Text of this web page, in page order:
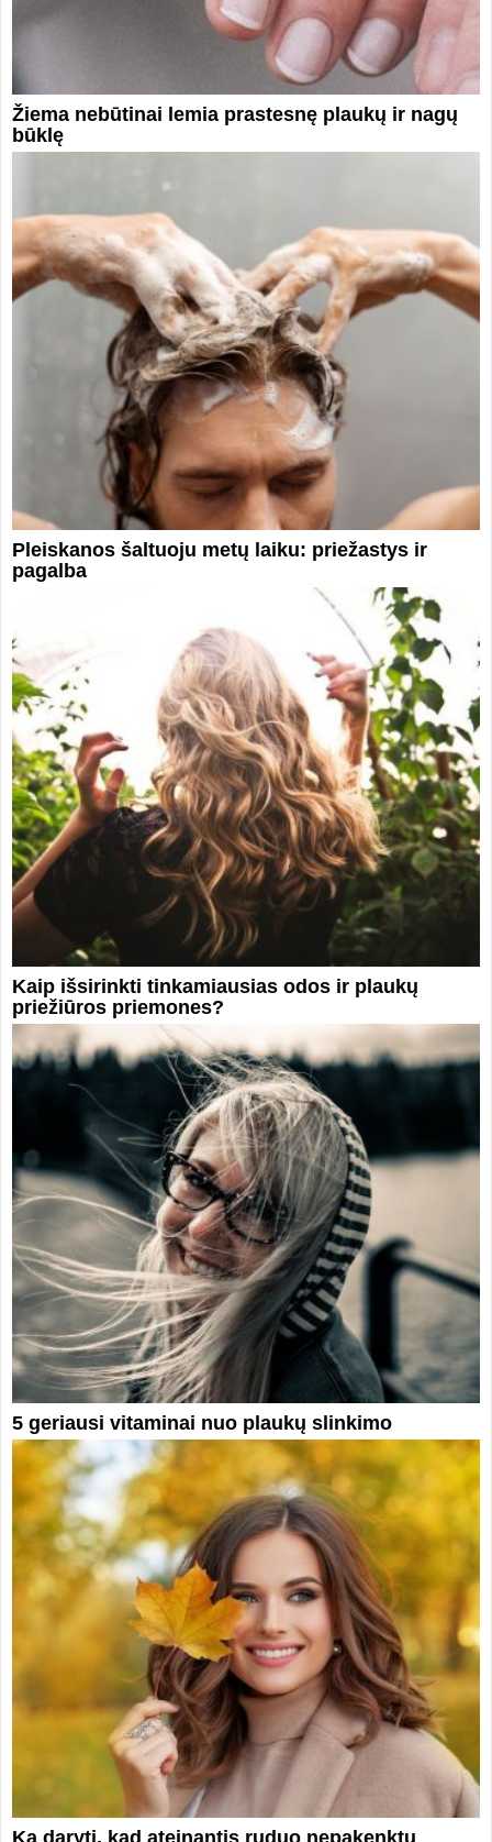
Žiema nebūtinai lemia prastesnę plaukų ir nagų
būklę
Pleiskanos šaltuoju metų laiku: priežastys ir
pagalba
Kaip išsirinkti tinkamiausias odos ir plaukų
priežiūros priemones?
5 geriausi vitaminai nuo plaukų slinkimo